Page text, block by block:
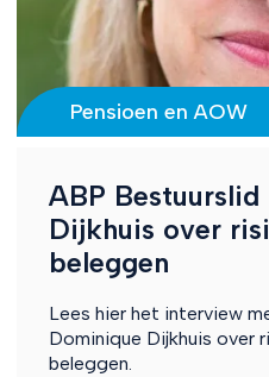
Pensioen en AOW
ABP
Dijkhuis over
beleggen
Lees hier het interview
Dominique Dijkhuis over
beleggen.